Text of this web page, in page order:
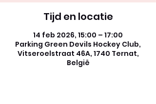
Tijd en locatie
14 feb 2026, 15:00 – 17:00
Parking Green Devils Hockey Club,
Vitseroelstraat 46A, 1740 Ternat,
België